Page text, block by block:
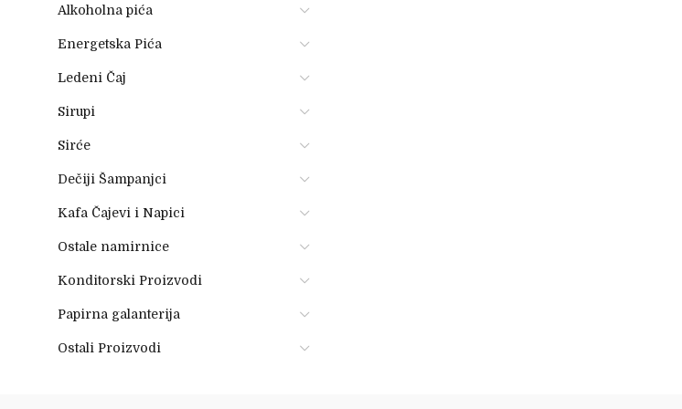
Alkoholna pića
Energetska Pića
Ledeni Čaj
Sirupi
Sirće
Dečiji Šampanjci
Kafa Čajevi i Napici
Ostale namirnice
Konditorski Proizvodi
Papirna galanterija
Ostali Proizvodi